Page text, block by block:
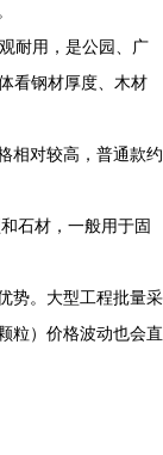
耐用，是公园、广
看钢材厚度、木材
相对较高，普通款约
石材，一般用于固
势。大型工程批量采
粒）价格波动也会直